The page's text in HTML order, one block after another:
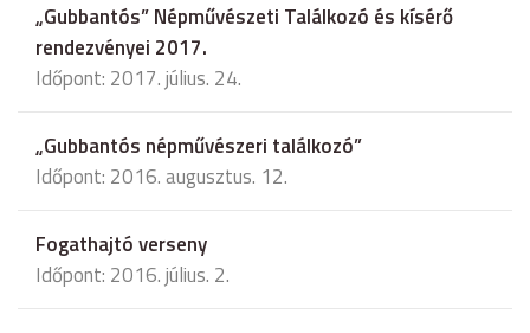
„Gubbantós” Népművészeti Találkozó és kísérő
rendezvényei 2017.
Időpont: 2017. július. 24.
„Gubbantós népművészeri találkozó”
Időpont: 2016. augusztus. 12.
Fogathajtó verseny
Időpont: 2016. július. 2.